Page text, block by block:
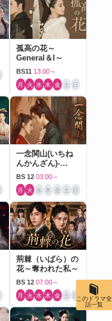
孤高の花～
General＆I～
BS11 13:00～
月 火 水 木 金 土 日
一念関山(いちね
んかんざん)-
Journey to Love-
BS 12 03:00～
月 火 水 木 金 土 日
荊棘（いばら）の
花～奪われた私～
BS 12 07:00～
月 火 水 木 金 土 日このドラマ全
話一覧